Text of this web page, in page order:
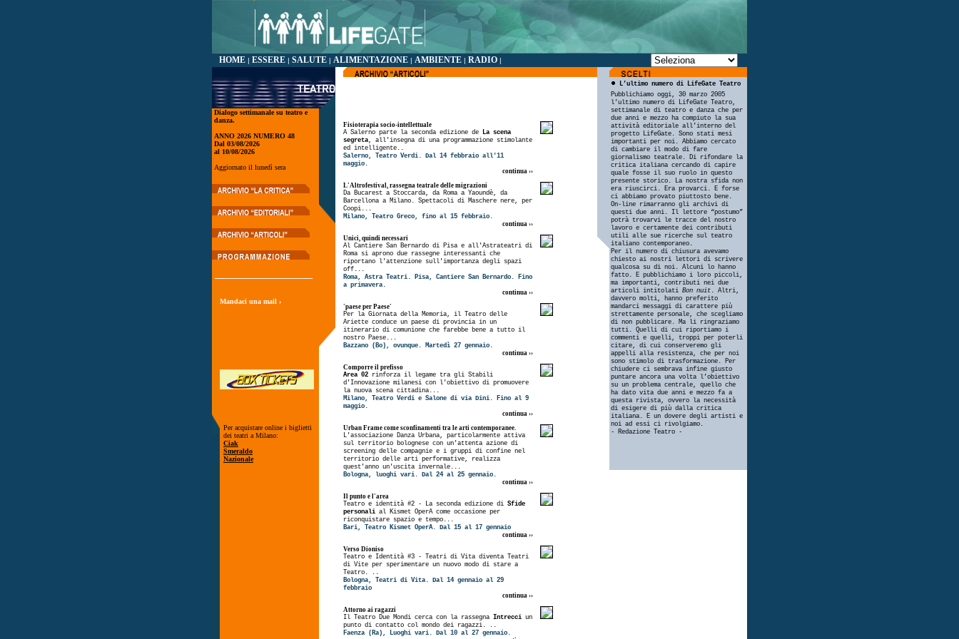
HOME | ESSERE | SALUTE | ALIMENTAZIONE | AMBIENTE | RADIO |
Dialogo settimanale su teatro e
danza.
ANNO 2026 NUMERO 48
Dal 03/08/2026
al 10/08/2026
Aggiornato il lunedì sera
Mandaci una mail ›
Per acquistare online i biglietti
dei teatri a Milano:
Ciak
Smeraldo
Nazionale
Fisioterapia socio-intellettuale
A Salerno parte la seconda edizione de
La scena
segreta, all'insegna di una programmazione stimolante
ed intelligente..
Salerno, Teatro Verdi. Dal 14 febbraio all'11
maggio.
continua ››
L'Altrofestival, rassegna teatrale delle migrazioni
Da Bucarest a Stoccarda, da Roma a Yaoundè, da
Barcellona a Milano. Spettacoli di Maschere nere, per
Coopi...
Milano, Teatro Greco, fino al 15 febbraio.
continua ››
Unici, quindi necessari
Al Cantiere San Bernardo di Pisa e all'Astrateatri di
Roma si aprono due rassegne interessanti che
riportano l'attenzione sull'importanza degli spazi
off...
Roma, Astra Teatri. Pisa, Cantiere San Bernardo. Fino
a primavera.
continua ››
'paese per Paese'
Per la Giornata della Memoria, il Teatro delle
Ariette conduce un paese di provincia in un
itinerario di comunione che farebbe bene a tutto il
nostro Paese...
Bazzano (Bo), ovunque. Martedì 27 gennaio.
continua ››
Comporre il prefisso
Area 02 rinforza il legame tra gli Stabili
d'Innovazione milanesi con l'obiettivo di promuovere
la nuova scena cittadina...
Milano, Teatro Verdi e Salone di via Dini. Fino al 9
maggio.
continua ››
Urban Frame come sconfinamenti tra le arti contemporanee.
L'associazione Danza Urbana, particolarmente attiva
sul territorio bolognese con un'attenta azione di
screening delle compagnie e i gruppi di confine nel
territorio delle arti performative, realizza
quest'anno un'uscita invernale...
Bologna, luoghi vari. Dal 24 al 25 gennaio.
continua ››
Il punto e l'area
Teatro e identità #2 - La seconda edizione di Sfide
personali al Kismet OperA come occasione per
riconquistare spazio e tempo...
Bari, Teatro Kismet OperA. Dal 15 al 17 gennaio
continua ››
Verso Dioniso
Teatro e Identità #3 - Teatri di Vita diventa Teatri
di Vite per sperimentare un nuovo modo di stare a
Teatro. ..
Bologna, Teatri di Vita. Dal 14 gennaio al 29
febbraio
continua ››
Attorno ai ragazzi
Il Teatro Due Mondi cerca con la rassegna Intrecci un
punto di contatto col mondo dei ragazzi. ..
Faenza (Ra), Luoghi vari. Dal 10 al 27 gennaio.
L’ultimo numero di LifeGate Teatro
Pubblichiamo oggi, 30 marzo 2005
l’ultimo numero di LifeGate Teatro,
settimanale di teatro e danza che per
due anni e mezzo ha compiuto la sua
attività editoriale all’interno del
progetto LifeGate. Sono stati mesi
importanti per noi. Abbiamo cercato
di cambiare il modo di fare
giornalismo teatrale. Di rifondare la
critica italiana cercando di capire
quale fosse il suo ruolo in questo
presente storico. La nostra sfida non
era riuscirci. Era provarci. E forse
ci abbiamo provato piuttosto bene.
On-line rimarranno gli archivi di
questi due anni. Il lettore “postumo”
potrà trovarvi le tracce del nostro
lavoro e certamente dei contributi
utili alle sue ricerche sul teatro
italiano contemporaneo.
Per il numero di chiusura avevamo
chiesto ai nostri lettori di scrivere
qualcosa su di noi. Alcuni lo hanno
fatto. E pubblichiamo i loro piccoli,
ma importanti, contributi nei due
articoli intitolati Bon nuit. Altri,
davvero molti, hanno preferito
mandarci messaggi di carattere più
strettamente personale, che scegliamo
di non pubblicare. Ma li ringraziamo
tutti. Quelli di cui riportiamo i
commenti e quelli, troppi per poterli
citare, di cui conserveremo gli
appelli alla resistenza, che per noi
sono stimolo di trasformazione. Per
chiudere ci sembrava infine giusto
puntare ancora una volta l’obiettivo
su un problema centrale, quello che
ha dato vita due anni e mezzo fa a
questa rivista, ovvero la necessità
di esigere di più dalla critica
italiana. E un dovere degli artisti e
noi ad essi ci rivolgiamo.
- Redazione Teatro -